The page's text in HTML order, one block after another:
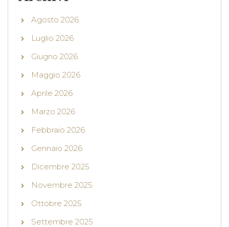
Agosto 2026
Luglio 2026
Giugno 2026
Maggio 2026
Aprile 2026
Marzo 2026
Febbraio 2026
Gennaio 2026
Dicembre 2025
Novembre 2025
Ottobre 2025
Settembre 2025